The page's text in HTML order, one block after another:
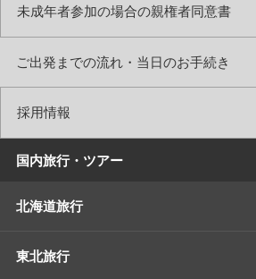
未成年者参加の場合の親権者同意書
ご出発までの流れ・当日のお手続き
採用情報
国内旅行・ツアー
北海道旅行
東北旅行